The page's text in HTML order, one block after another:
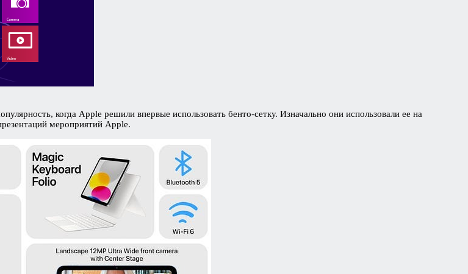
когда Apple решили впервые использовать бенто-сетку. Изначально они использовали ее на
мероприятий Apple.